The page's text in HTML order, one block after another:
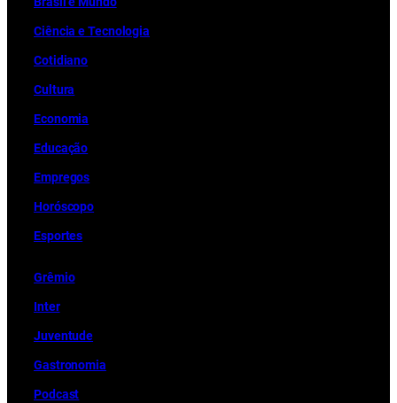
Ciência e Tecnologia
Cotidiano
Cultura
Economia
Educação
Empregos
Horóscopo
Esportes
Grêmio
Inter
Juventude
Gastronomia
Podcast